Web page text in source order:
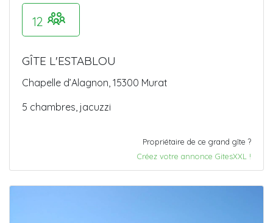
12
GÎTE L'ESTABLOU
Chapelle d’Alagnon, 15300 Murat
5 chambres, jacuzzi
Propriétaire de ce grand gîte ?
Créez votre annonce GitesXXL !